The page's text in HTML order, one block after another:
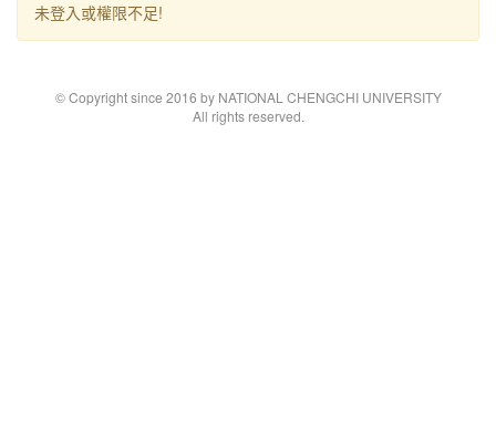
未登入或權限不足!
© Copyright since 2016 by NATIONAL CHENGCHI UNIVERSITY
All rights reserved.